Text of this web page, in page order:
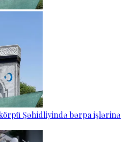
Şəhidliyində bərpa işlərinə